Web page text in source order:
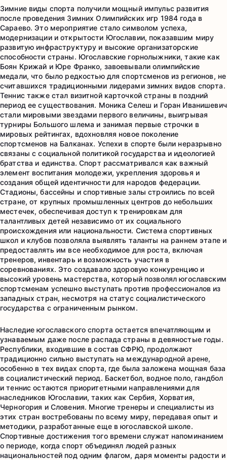
Зимние виды спорта получили мощный импульс развития
после проведения Зимних Олимпийских игр 1984 года в
Сараево. Это мероприятие стало символом успеха,
модернизации и открытости Югославии, показавшим миру
развитую инфраструктуру и высокие организаторские
способности страны. Югославские горнолыжники, такие как
Боян Крижай и Юре Франко, завоевывали олимпийские
медали, что было редкостью для спортсменов из регионов, не
считавшихся традиционными лидерами зимних видов спорта.
Теннис также стал визитной карточкой страны в поздний
период ее существования. Моника Селеш и Горан Иванишевич
стали мировыми звездами первого величины, выигрывая
турниры Большого шлема и занимая первые строчки в
мировых рейтингах, вдохновляя новое поколение
спортсменов на Балканах. Успехи в спорте были неразрывно
связаны с социальной политикой государства и идеологией
братства и единства. Спорт рассматривался как важный
элемент воспитания молодежи, укрепления здоровья и
создания общей идентичности для народов федерации.
Стадионы, бассейны и спортивные залы строились по всей
стране, от крупных промышленных центров до небольших
местечек, обеспечивая доступ к тренировкам для
талантливых детей независимо от их социального
происхождения или национальности. Система спортивных
школ и клубов позволяла выявлять таланты на раннем этапе и
предоставлять им все необходимое для роста, включая
тренеров, инвентарь и возможность участия в
соревнованиях. Это создавало здоровую конкуренцию и
высокий уровень мастерства, который позволял югославским
спортсменам успешно выступать против профессионалов из
западных стран, несмотря на статус социалистического
государства с ограниченным рынком.
Наследие югославского спорта остается впечатляющим и
узнаваемым даже после распада страны в девяностые годы.
Республики, входившие в состав СФРЮ, продолжают
традиционно сильно выступать на международной арене,
особенно в тех видах спорта, где была заложена мощная база
в социалистический период. Баскетбол, водное поло, гандбол
и теннис остаются приоритетными направлениями для
наследников Югославии, таких как Сербия, Хорватия,
Черногория и Словения. Многие тренеры и специалисты из
этих стран востребованы по всему миру, передавая опыт и
методики, разработанные еще в югославской школе.
Спортивные достижения того времени служат напоминанием
о периоде, когда спорт объединял людей разных
национальностей под одним флагом, даря моменты радости и